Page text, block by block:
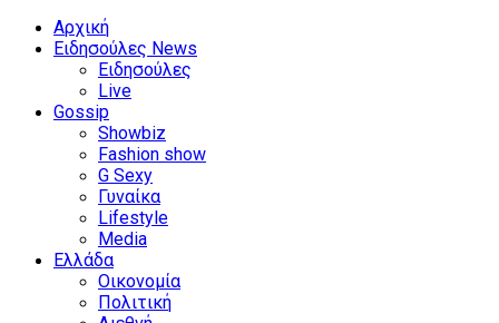
Αρχική
Ειδησούλες News
Ειδησούλες
Live
Gossip
Showbiz
Fashion show
G Sexy
Γυναίκα
Lifestyle
Media
Ελλάδα
Οικονομία
Πολιτική